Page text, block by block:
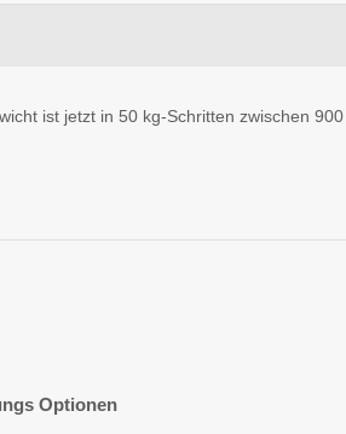
ist jetzt in 50 kg-Schritten zwischen
Optionen